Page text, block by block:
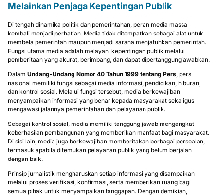
Melainkan Penjaga Kepentingan Publik
Di tengah dinamika politik dan pemerintahan, peran media massa
kembali menjadi perhatian. Media tidak ditempatkan sebagai alat untuk
membela pemerintah maupun menjadi sarana menjatuhkan pemerintah.
Fungsi utama media adalah melayani kepentingan publik melalui
pemberitaan yang akurat, berimbang, dan dapat dipertanggungjawabkan.
Dalam Undang-Undang Nomor 40 Tahun 1999 tentang Pers , pers
nasional memiliki fungsi sebagai media informasi, pendidikan, hiburan,
dan kontrol sosial. Melalui fungsi tersebut, media berkewajiban
menyampaikan informasi yang benar kepada masyarakat sekaligus
mengawasi jalannya pemerintahan dan pelayanan publik.
Sebagai kontrol sosial, media memiliki tanggung jawab mengangkat
keberhasilan pembangunan yang memberikan manfaat bagi masyarakat.
Di sisi lain, media juga berkewajiban memberitakan berbagai persoalan,
termasuk apabila ditemukan pelayanan publik yang belum berjalan
dengan baik.
Prinsip jurnalistik mengharuskan setiap informasi yang disampaikan
melalui proses verifikasi, konfirmasi, serta memberikan ruang bagi
semua pihak untuk menyampaikan tanggapan. Dengan demikian,